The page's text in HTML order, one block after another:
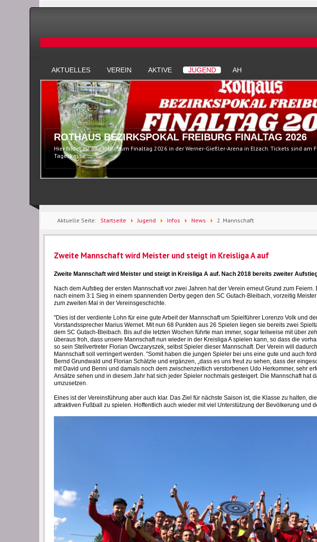
AKTUELLES VEREIN AKTIVE JUGEND AH
ROTHAUS BEZIRKSPOKAL FREIBURG FINALTAG 2026
Hier findet ihr alle Infos zum Finaltag 2026 in der Werner-Gießler-Arena in Elzach. Tickets sind am
Tageskasse...
Aktuelle Seite: Startseite Jugend Infos News 2. Mannschaft
Zweite Mannschaft wird Meister und steigt in Kreisliga A auf
Zweite Mannschaft wird Meister und steigt in Kreisliga A auf.Nach 2018 bereits zweiter
Nach dem Aufstieg der ersten Mannschaft vor zwei Jahren hat der Verein erneut Grund zum
nach einem 3:1 Sieg in einem spannenden Derby gegen den SC Gutach-Bleibach, vorzeitig
zum zweiten Mal in der Vereinsgeschichte.
"Dies ist der verdiente Lohn für eine gute Arbeit der Mannschaft um Spielführer Lorenzo Volk und
Vorstandssprecher Marius Wernet. Mit nun 68 Punkten aus 26 Spielen liegen sie bereits zwei
dem SC Gutach-Bleibach. Bis auf die letzten Wochen führte man immer, sogar teilweise mit über
überaus froh, dass unsere Mannschaft nun wieder in der Kreisliga A spielen kann, so dass die
so sein Stellvertreter Florian Owczaryszek, selbst Spieler dieser Mannschaft. Der Verein will
Mannschaft soll verringert werden. "Somit haben die jungen Spieler bei uns eine gute und auch
Bernd Grundwald und Florian Schätzle und ergänzen, „dass es uns freut zu sehen, dass der
mit David und Benni und damals noch dem zwischenzeitlich verstorbenen Udo Herkommer, sehr
Ansätze sehen und in diesem Jahr hat sich jeder Spieler nochmals gesteigert. Die Mannschaft hat
umzusetzen.
Eines ist der Vereinsführung aber auch klar. Das Ziel für nächste Saison ist, die Klasse zu halten,
attraktiven Fußball zu spielen. Hoffentlich auch wieder mit viel Unterstützung der Bevölkerung und